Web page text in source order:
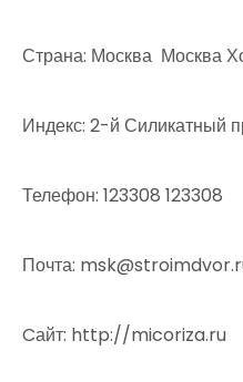
Страна: Москва Москва
Индекс: 2-й Силикатный
Телефон: 123308 123308
Почта:
Cайт: http://micoriza.ru